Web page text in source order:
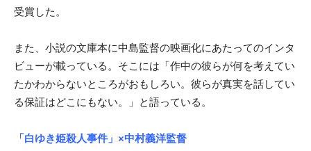
受賞した。
また、小説の文庫本に中島監督の映画化にあたってのインタ
ビューが載っている。そこには「作中の彼らが何を考えてい
たかわからないところがおもしろい。彼らが真実を話してい
る保証はどこにもない。」と語っている。
「白ゆき姫殺人事件」 ×中村義洋監督